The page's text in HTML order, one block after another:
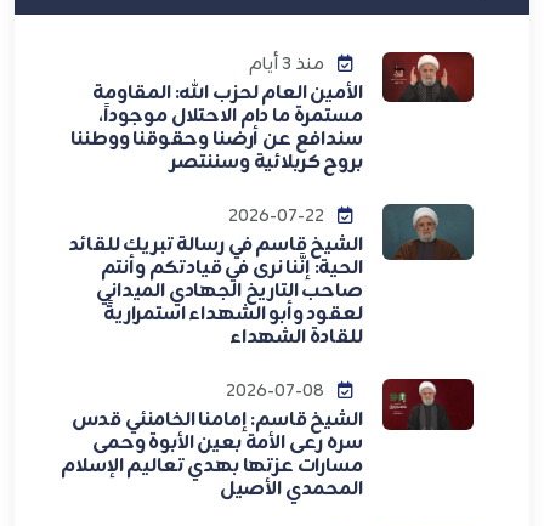
منذ 3 أيام
الأمين العام لحزب الله: المقاومة
مستمرة ما دام الاحتلال موجوداً،
سندافع عن أرضنا وحقوقنا ووطننا
بروح كربلائية وسننتصر
الشيخ قاسم في رسالة تبريك للقائد
الحية: إنَّنا نرى في قيادتكم وأنتم
صاحب التاريخ الجهادي الميداني
لعقود وأبو الشهداء استمراريةً
للقادة الشهداء
الشيخ قاسم: إمامنا الخامنئي قدس
سره رعى الأمة بعين الأبوة وحمى
مسارات عزتها بهدي تعاليم الإسلام
المحمدي الأصيل